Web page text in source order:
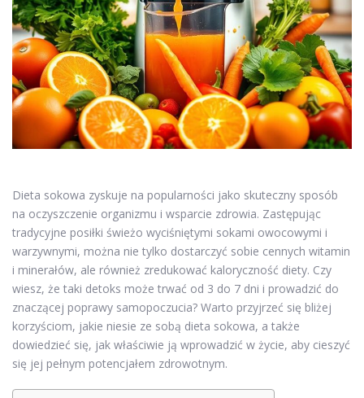
Dieta sokowa zyskuje na popularności jako skuteczny sposób
na oczyszczenie organizmu i wsparcie zdrowia. Zastępując
tradycyjne posiłki świeżo wyciśniętymi sokami owocowymi i
warzywnymi, można nie tylko dostarczyć sobie cennych witamin
i minerałów, ale również zredukować kaloryczność diety. Czy
wiesz, że taki detoks może trwać od 3 do 7 dni i prowadzić do
znaczącej poprawy samopoczucia? Warto przyjrzeć się bliżej
korzyściom, jakie niesie ze sobą dieta sokowa, a także
dowiedzieć się, jak właściwie ją wprowadzić w życie, aby cieszyć
się jej pełnym potencjałem zdrowotnym.